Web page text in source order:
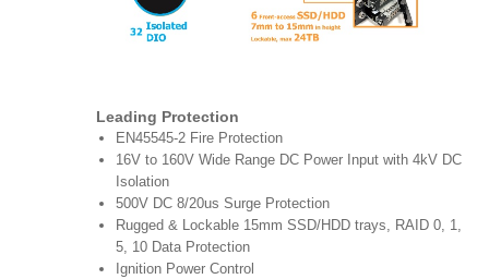
Leading Protection
EN45545-2 Fire Protection
16V to 160V Wide Range DC Power Input with 4kV DC
Isolation
500V DC 8/20us Surge Protection
Rugged & Lockable 15mm SSD/HDD trays, RAID 0, 1,
5, 10 Data Protection
Ignition Power Control